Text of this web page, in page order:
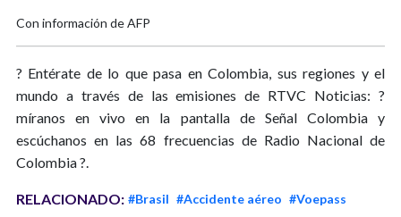
Con información de AFP
? Entérate de lo que pasa en Colombia, sus regiones y el
mundo a través de las emisiones de RTVC Noticias: ?
míranos en vivo en la pantalla de Señal Colombia y
escúchanos en las 68 frecuencias de Radio Nacional de
Colombia ?.
RELACIONADO: #Brasil #Accidente aéreo #Voepass